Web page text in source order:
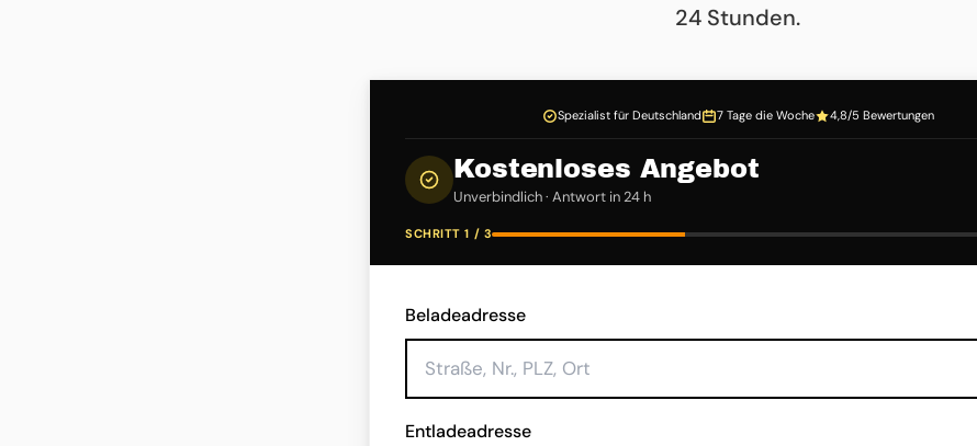
24 Stunden.
Spezialist für Deutschland 7 Tage die Woche 4,8/5 Bewertungen
Kostenloses Angebot
Unverbindlich · Antwort in 24 h
SCHRITT 1 / 3
Beladeadresse
Entladeadresse